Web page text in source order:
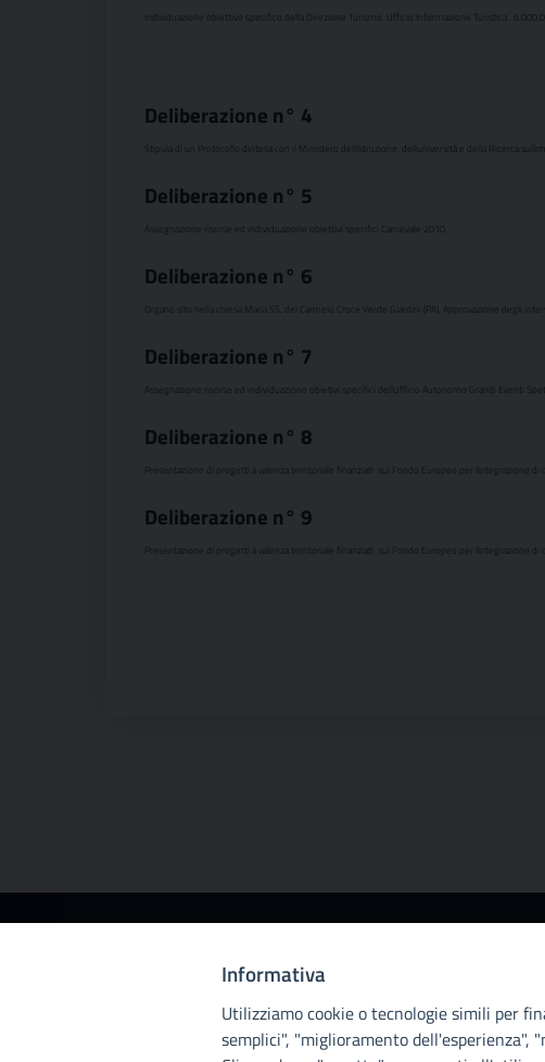
Individuazione obiettivo specifico della Direzione Turismo  Ufficio Informazione Turistica .
Deliberazione n° 4
Stipula di un Protocollo dintesa con il Ministero dellIstruzione, delluniversità e della Ricerca
Deliberazione n° 5
Assegnazione risorse ed individuazione obiettivi specifici Carnevale 2010.
Deliberazione n° 6
Organo sito nella chiesa Maria SS. del Carmelo Croce Verde Giardini (PA). Approvazione degli
Deliberazione n° 7
Assegnazione risorse ed individuazione obietivi specifici dellUfficio Autonomo Grandi Eventi
Deliberazione n° 8
Presentazione di progetti a valenza territoriale finanziati sul Fondo Europeo per lIntegrazione di
Deliberazione n° 9
Presentazione di progetti a valenza territoriale finanziati sul Fondo Europeo per lIntegrazione di
metropolitana di
Palermo
Informativa
Utilizziamo cookie o tecnologie simili per
semplici", "miglioramento dell'esperienza",